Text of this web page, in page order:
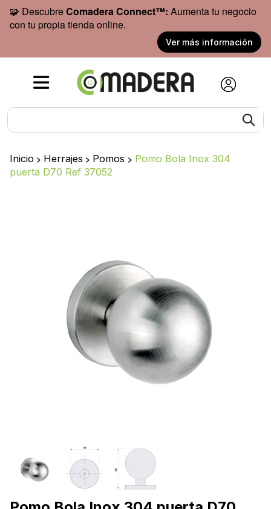
🧩 DescubreComadera Connect™: Aumenta tu negocio
con tu propia tienda online.
Ver más información
Inicio > Herrajes > Pomos > Pomo Bola Inox 304
puerta D70 Ref 37052